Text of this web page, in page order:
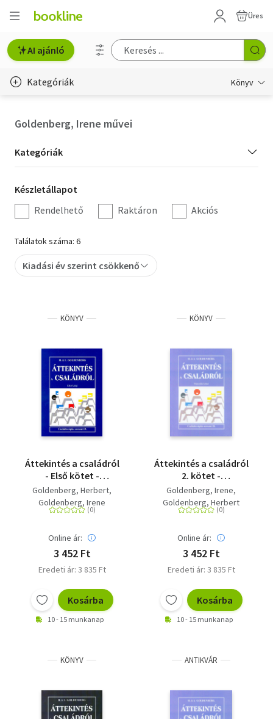
Üres
AI ajánló
Kategóriák Könyv
Hobbi, szabadidő
Irodalom
Művészet
Szakkönyv
Tankönyv, segédkönyv
Társadalomtudomány
Természettudomány
Történelem
Goldenberg, Irene művei
Kategória
szűrés
Kategóriák
Készletállapot
szűrés
Készletállapot
Rendelhető
Raktáron Akciós
Találatok száma: 6
Kiadási év szerint csökkenő
KÖNYV
Áttekintés a családról
- Első kötet -
Családterápiás
sorozat 19.
Goldenberg, Herbert
Goldenberg, Irene
Online ár:
3 452 Ft
Eredeti ár: 3 835 Ft
Kosárba
10 - 15 munkanap
KÖNYV
Áttekintés a családról
2. kötet -
Családterápiás
sorozat 20.
Goldenberg, Irene
Goldenberg, Herbert
Online ár:
3 452 Ft
Eredeti ár: 3 835 Ft
Kosárba
10 - 15 munkanap
KÖNYV ANTIKVÁR